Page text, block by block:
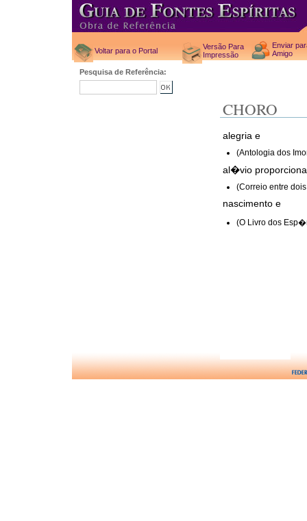
Voltar para o Portal
Versão Para
Impressão
Enviar
Amigo
Pesquisa de Referência:
CHORO
alegria e
(Antologia dos
al�vio
(Correio entre
nascimento e
(O Livro dos